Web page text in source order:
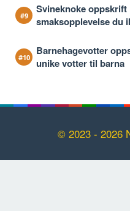
Svineknoke
smaksopplevelse du
Barnehagevotter
unike votter til barna
© 2023 - 2026